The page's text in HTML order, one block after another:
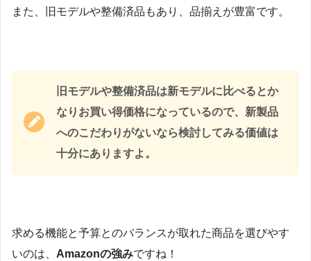
また、旧モデルや整備済品もあり、品揃えが豊富です。
旧モデルや整備済品は新モデルに比べるとか
なりお買い得価格になっているので、新製品
へのこだわりがないなら検討してみる価値は
十分にありますよ。
求める機能と予算とのバランスが取れた商品を選びやす
いのは、 Amazonの強みですね！